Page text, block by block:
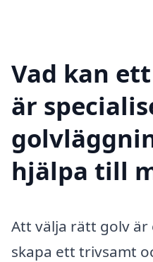
Vad kan
är
hjälpa till
Att välja rätt golv är
skapa ett trivsamt